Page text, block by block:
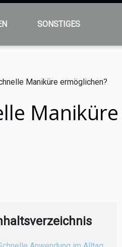
SONSTIGES
Maniküre ermöglichen?